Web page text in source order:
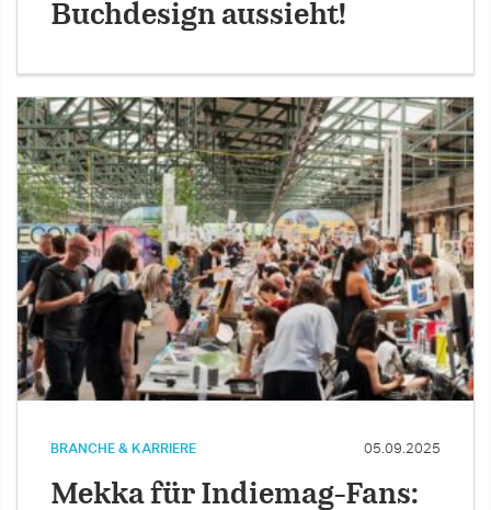
Buchdesign aussieht!
BRANCHE & KARRIERE 05.09.2025
Mekka für Indiemag-Fans: